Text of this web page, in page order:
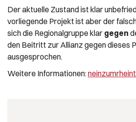
Der aktuelle Zustand ist klar
vorliegende Projekt ist aber der
sich die Regionalgruppe klar gegen
den Beitritt zur Allianz gegen dieses
ausgesprochen.
Weitere Informationen: